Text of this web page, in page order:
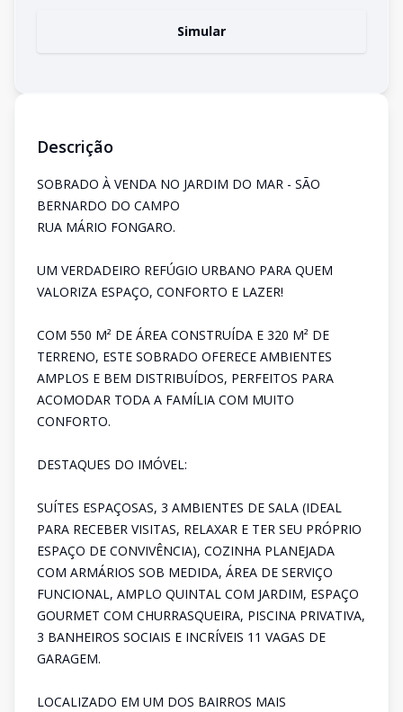
Simular
Descrição
SOBRADO À VENDA NO JARDIM DO MAR - SÃO
BERNARDO DO CAMPO
RUA MÁRIO FONGARO.
UM VERDADEIRO REFÚGIO URBANO PARA QUEM
VALORIZA ESPAÇO, CONFORTO E LAZER!
COM 550 M² DE ÁREA CONSTRUÍDA E 320 M² DE
TERRENO, ESTE SOBRADO OFERECE AMBIENTES
AMPLOS E BEM DISTRIBUÍDOS, PERFEITOS PARA
ACOMODAR TODA A FAMÍLIA COM MUITO
CONFORTO.
DESTAQUES DO IMÓVEL:
SUÍTES ESPAÇOSAS, 3 AMBIENTES DE SALA (IDEAL
PARA RECEBER VISITAS, RELAXAR E TER SEU PRÓPRIO
ESPAÇO DE CONVIVÊNCIA), COZINHA PLANEJADA
COM ARMÁRIOS SOB MEDIDA, ÁREA DE SERVIÇO
FUNCIONAL, AMPLO QUINTAL COM JARDIM, ESPAÇO
GOURMET COM CHURRASQUEIRA, PISCINA PRIVATIVA,
3 BANHEIROS SOCIAIS E INCRÍVEIS 11 VAGAS DE
GARAGEM.
LOCALIZADO EM UM DOS BAIRROS MAIS